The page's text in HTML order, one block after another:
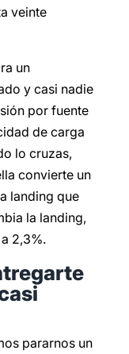
veinte
un
y casi nadie
por fuente
de carga
lo cruzas,
convierte un
landing que
la landing,
2,3%.
pararnos un